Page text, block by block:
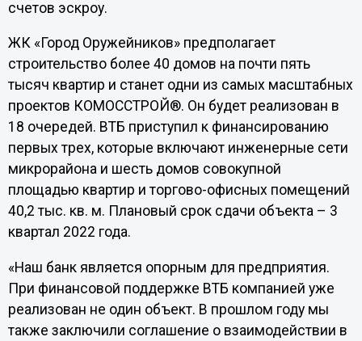
счетов эскроу.
ЖК «Город Оружейников» предполагает
строительство более 40 домов на почти пять
тысяч квартир и станет одни из самых масштабных
проектов КОМОССТРОЙ®. Он будет реализован в
18 очередей. ВТБ приступил к финансированию
первых трех, которые включают инженерные сети
микрорайона и шесть домов совокупной
площадью квартир и торгово-офисных помещений
40,2 тыс. кв. м. Плановый срок сдачи объекта – 3
квартал 2022 года.
«Наш банк является опорным для предприятия.
При финансовой поддержке ВТБ компанией уже
реализован не один объект. В прошлом году мы
также заключили соглашение о взаимодействии в